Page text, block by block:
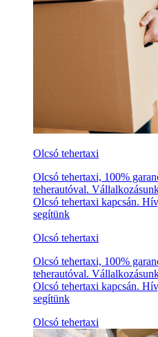
Olcsó tehertaxi
Olcsó tehertaxi, 100%
teherautóval.
Olcsó tehertaxi kapcsán.
segítünk
Olcsó tehertaxi
Olcsó tehertaxi, 100%
teherautóval.
Olcsó tehertaxi kapcsán.
segítünk
Olcsó tehertaxi